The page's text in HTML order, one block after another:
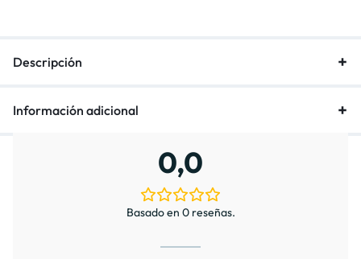
Descripción
Información adicional
0,0
Basado en 0 reseñas.